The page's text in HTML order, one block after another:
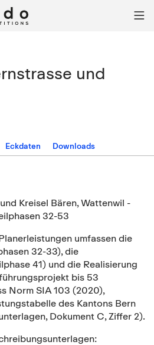

und
Eckdaten Downloads
Kreisel Bären, Wattenwil -
32-53
umfassen die
32-33), die
41) und die Realisierung
bis 53
Norm SIA 103 (2020),
des Kantons Bern
Dokument C, Ziffer 2).